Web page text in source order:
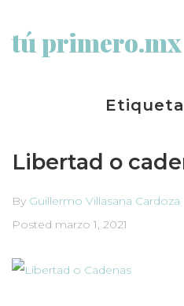
tú primero.mx
Libertad o
By Guillermo Villasana Cardoza
Posted marzo 1, 2021